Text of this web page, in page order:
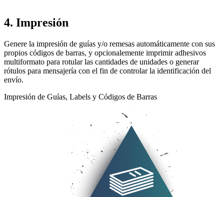
4. Impresión
Genere la impresión de guías y/o remesas automáticamente con sus
propios códigos de barras, y opcionalemente imprimir adhesivos
multiformato para rotular las cantidades de unidades o generar
rótulos para mensajería con el fin de controlar la identificación del
envío.
Impresión de Guías, Labels y Códigos de Barras